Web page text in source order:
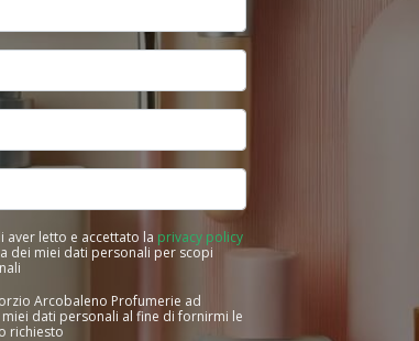
aver letto e accettato la privacy policy
per scopi
ad
al fine di fornirmi le
richiesto